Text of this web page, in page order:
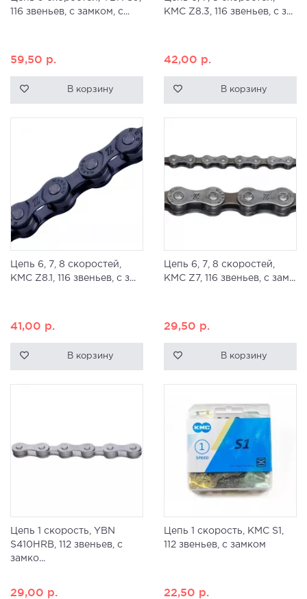
116 звеньев, с замком, с...
59,50 р.
В корзину
KMC Z8.3, 116 звеньев, с з...
42,00 р.
В корзину
Цепь 6, 7, 8 скоростей,
KMC Z8.1, 116 звеньев, с з...
41,00 р.
В корзину
Цепь 6, 7, 8 скоростей,
KMC Z7, 116 звеньев, с зам...
29,50 р.
В корзину
Цепь 1 скорость, YBN
S410HRB, 112 звеньев, с
замко...
29,00 р.
Цепь 1 скорость, KMC S1,
112 звеньев, с замком
22,50 р.